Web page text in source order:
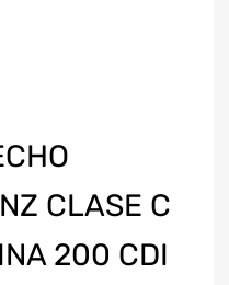
CLASE C
200 CDI